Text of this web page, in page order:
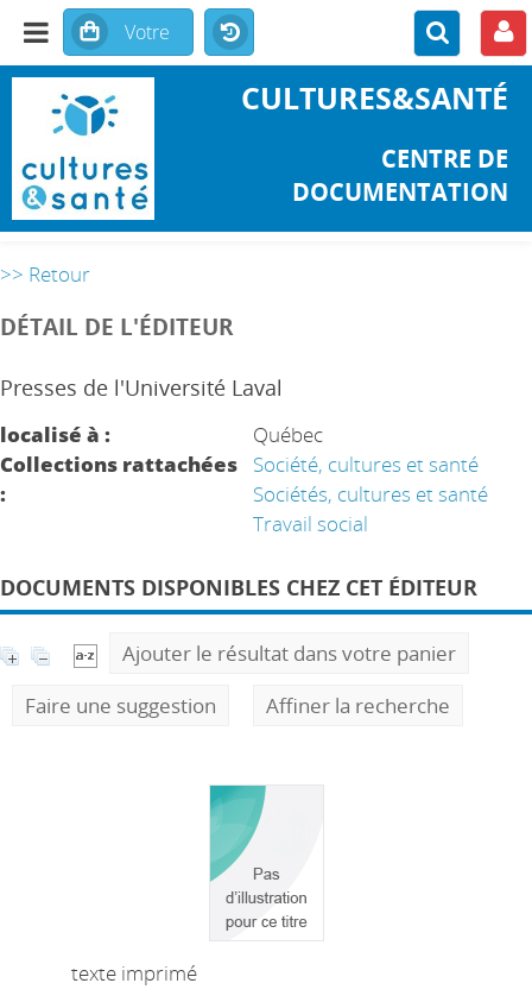
CULTURES&SANTÉ
CENTRE DE
DOCUMENTATION
>> Retour
DÉTAIL DE L'ÉDITEUR
Presses de l'Université Laval
localisé à :
Québec
Collections rattachées
:
Société, cultures et santé
Sociétés, cultures et santé
Travail social
DOCUMENTS DISPONIBLES CHEZ CET ÉDITEUR
Ajouter le résultat dans votre panier
Faire une suggestion
Affiner la recherche
texte imprimé